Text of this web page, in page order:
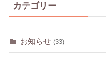
カテゴリー
お知らせ (33)